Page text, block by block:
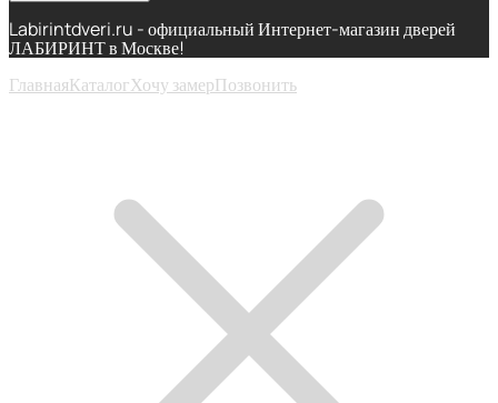
Labirintdveri.ru - официальный Интернет-магазин дверей
ЛАБИРИНТ в Москве!
ГлавнаяКаталогХочу замерПозвонить